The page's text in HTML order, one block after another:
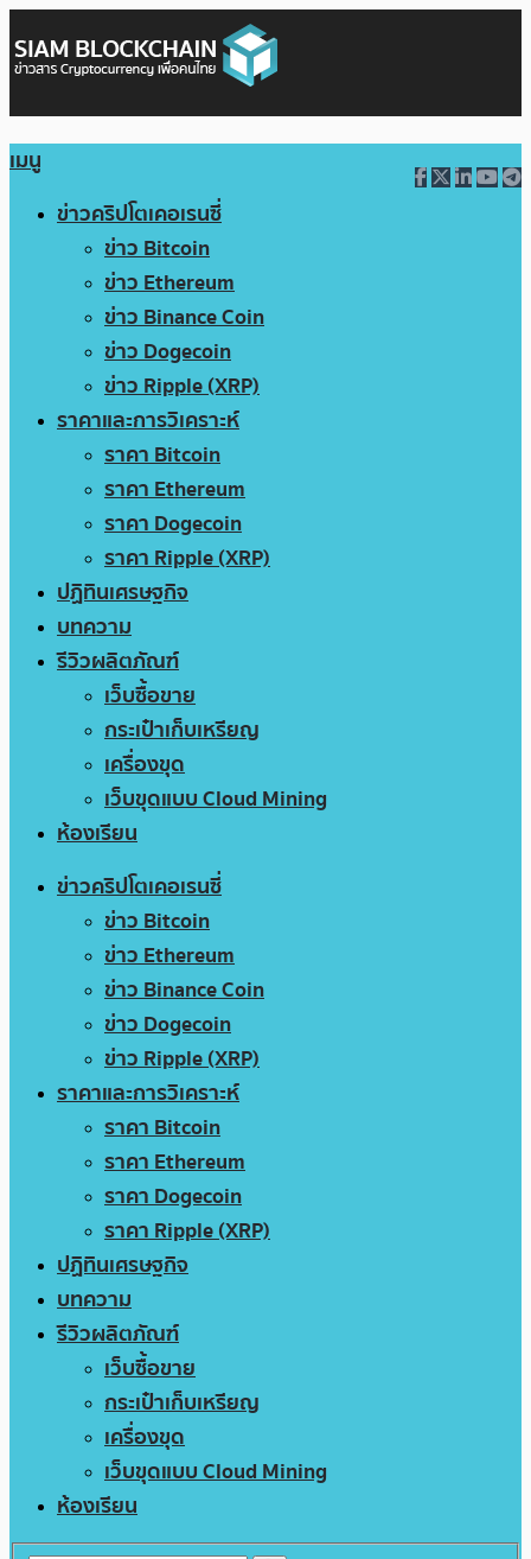
เมนู
ข่าวคริปโตเคอเรนซี่
ข่าว Bitcoin
ข่าว Ethereum
ข่าว Binance Coin
ข่าว Dogecoin
ข่าว Ripple (XRP)
ราคาและการวิเคราะห์
ราคา Bitcoin
ราคา Ethereum
ราคา Dogecoin
ราคา Ripple (XRP)
ปฏิทินเศรษฐกิจ
บทความ
รีวิวผลิตภัณฑ์
เว็บซื้อขาย
กระเป๋าเก็บเหรียญ
เครื่องขุด
เว็บขุดแบบ Cloud Mining
ห้องเรียน
ข่าวคริปโตเคอเรนซี่
ข่าว Bitcoin
ข่าว Ethereum
ข่าว Binance Coin
ข่าว Dogecoin
ข่าว Ripple (XRP)
ราคาและการวิเคราะห์
ราคา Bitcoin
ราคา Ethereum
ราคา Dogecoin
ราคา Ripple (XRP)
ปฏิทินเศรษฐกิจ
บทความ
รีวิวผลิตภัณฑ์
เว็บซื้อขาย
กระเป๋าเก็บเหรียญ
เครื่องขุด
เว็บขุดแบบ Cloud Mining
ห้องเรียน